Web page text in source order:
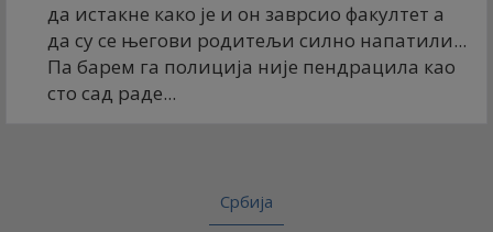
да истакне како је и он заврсио факултет а
да су се његови родитељи силно напатили...
Па барем га полиција није пендрацила као
сто сад раде...
Србија